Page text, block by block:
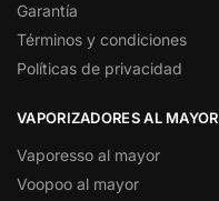
Garantía
Términos y condiciones
Políticas de privacidad
VAPORIZADORES AL MAYOR
Vaporesso al mayor
Voopoo al mayor